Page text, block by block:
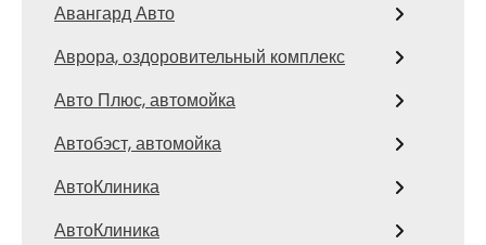
Авангард Авто
Аврора, оздоровительный комплекс
Авто Плюс, автомойка
Автобэст, автомойка
АвтоКлиника
АвтоКлиника